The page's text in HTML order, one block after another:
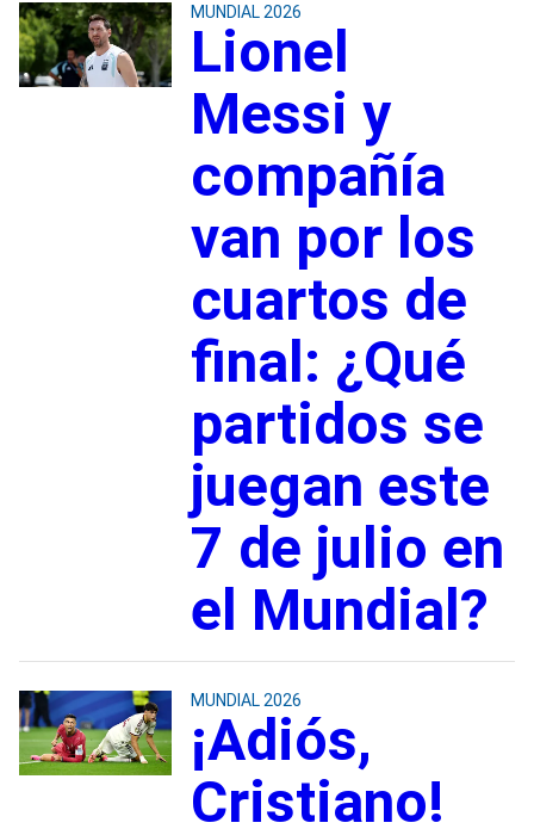
MUNDIAL 2026
Lionel
Messi y
compañía
van por los
cuartos de
final: ¿Qué
partidos se
juegan este
7 de julio en
el Mundial?
MUNDIAL 2026
¡Adiós,
Cristiano!